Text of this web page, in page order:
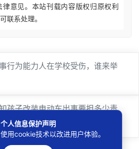
律意见。本站刊载内容版权归原权利
联系处理。
行为能力人在学校受伤，谁来举
孩子改装电动车出事要担多少责
个人信息保护声明
用cookie技术以改进用户体验。